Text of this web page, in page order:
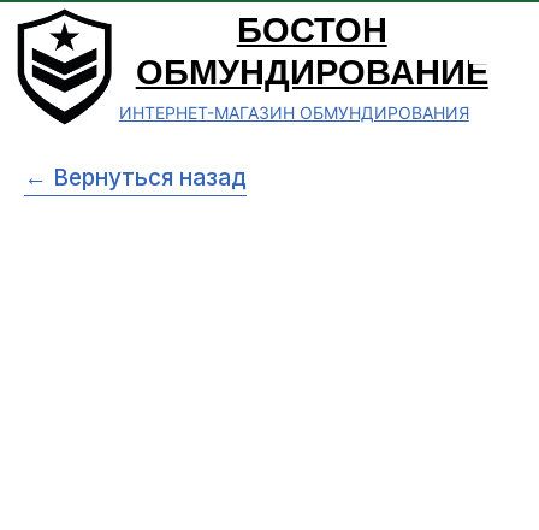
БОСТОН
ОБМУНДИРОВАНИЕ
ИНТЕРНЕТ-МАГАЗИН ОБМУНДИРОВАНИЯ
← Вернуться назад